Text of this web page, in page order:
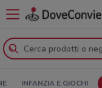
INFANZIA E GIOCHI